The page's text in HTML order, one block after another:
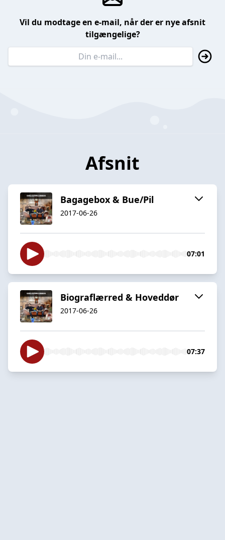
Vil du modtage en e-mail, når der er nye afsnit
tilgængelige?
Afsnit
Bagagebox & Bue/Pil
2017-06-26
07:01
Biograflærred & Hoveddør
2017-06-26
07:37